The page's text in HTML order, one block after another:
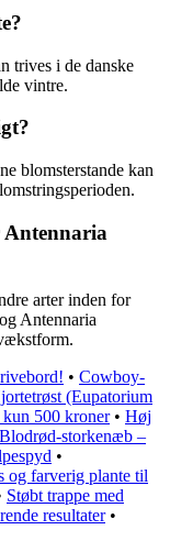
trives i de danske
vintre.
blomsterstande kan
arter inden for
Antennaria
• Cowboy-
(Eupatorium
500 kroner• Høj
Blodrød-storkenæb –
•
og farverig plante til
Støbt trappe med
resultater•